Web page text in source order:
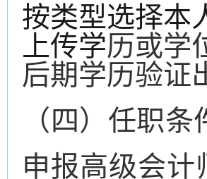
按类型选择本
上传学历或学
后期学历验证
（ 四 ）任职条
申报高级会计